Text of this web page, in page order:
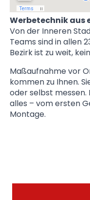
Werbetechnik aus
Von der Inneren
Teams sind in allen
Bezirk ist zu weit,
Maßaufnahme vor
kommen zu Ihnen.
oder selbst
alles – vom ersten
Montage.